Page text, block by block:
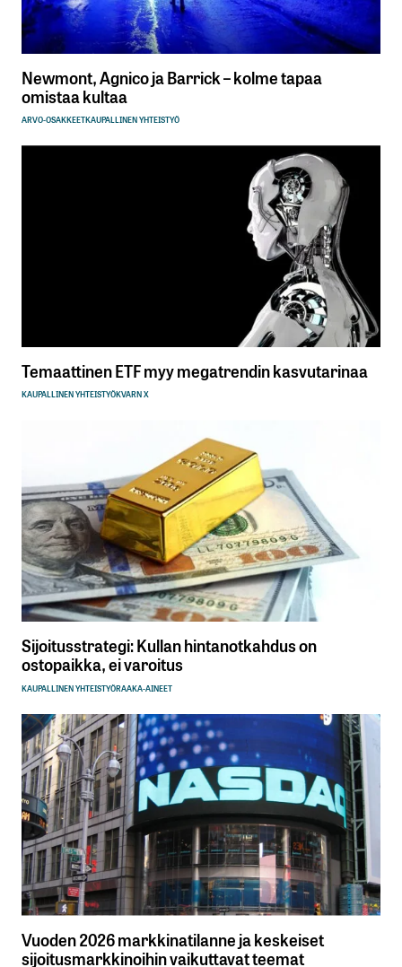
Newmont, Agnico ja Barrick – kolme tapaa
omistaa kultaa
ARVO-OSAKKEETKAUPALLINEN YHTEISTYÖ
Temaattinen ETF myy megatrendin kasvutarinaa
KAUPALLINEN YHTEISTYÖKVARN X
Sijoitusstrategi: Kullan hintanotkahdus on
ostopaikka, ei varoitus
KAUPALLINEN YHTEISTYÖRAAKA-AINEET
Vuoden 2026 markkinatilanne ja keskeiset
sijoitusmarkkinoihin vaikuttavat teemat